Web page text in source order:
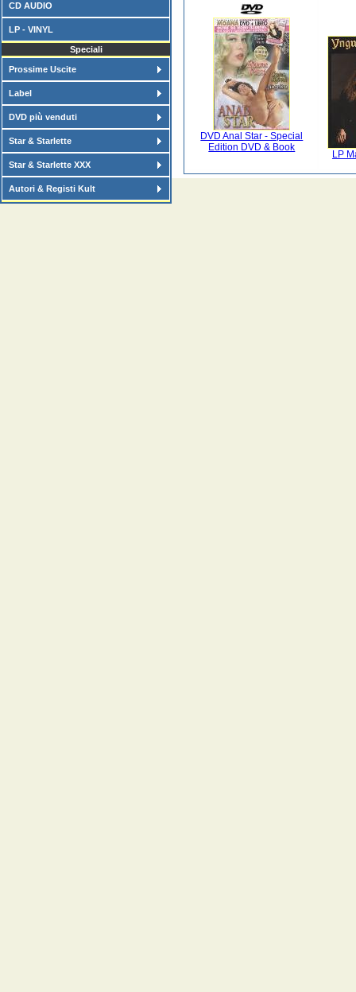
CD AUDIO
LP - VINYL
Speciali
Prossime Uscite
Label
DVD più venduti
Star & Starlette
Star & Starlette XXX
Autori & Registi Kult
DVD Anal Star - Special
Edition DVD & Book
LP